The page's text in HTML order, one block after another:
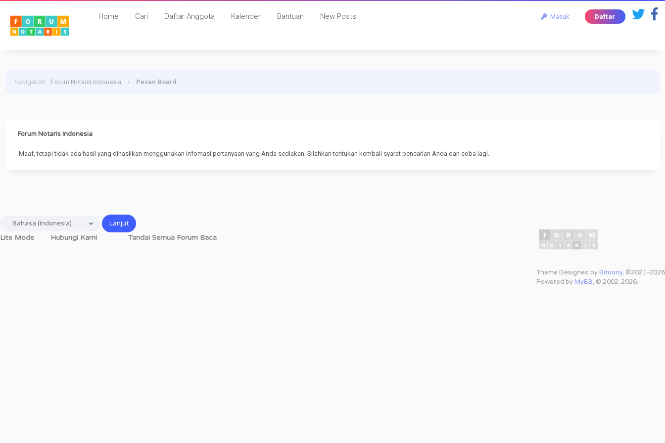
Masuk Daftar
Home Cari Daftar Anggota Kalender Bantuan New Posts
Navigation: Forum Notaris Indonesia › Pesan Board
Forum Notaris Indonesia
Maaf, tetapi tidak ada hasil yang dihasilkan menggunakan infomasi pertanyaan yang Anda sediakan. Silahkan tentukan kembali syarat pencarian Anda dan coba lagi.
Theme Designed by Bitoony, ©2021-2026
Powered by MyBB, © 2002-2026.
Lite Mode Hubungi Kami Tandai Semua Forum Baca